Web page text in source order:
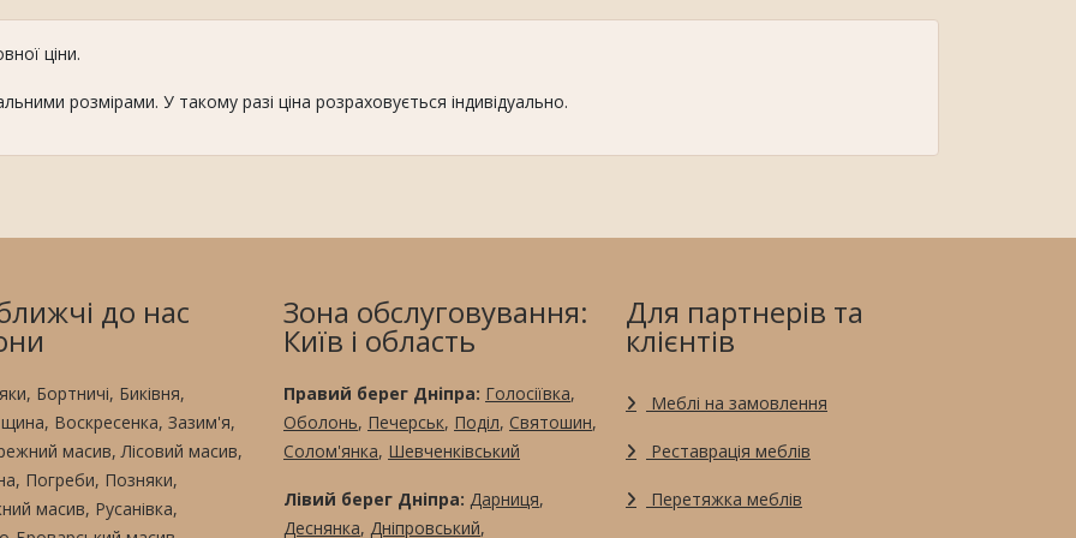
ціни.
розмірами. У такому разі ціна розраховується індивідуально.
до нас
Бортничі, Биківня,
Воскресенка, Зазим'я,
масив, Лісовий масив,
Погреби, Позняки,
масив, Русанівка,
Зона обслуговування:
Київ і область
Правий берег Дніпра: Голосіївка,
Оболонь, Печерськ, Поділ, Святошин,
Солом'янка, Шевченківський
Лівий берег Дніпра: Дарниця,
Деснянка, Дніпровський,
Для партнерів та
клієнтів
Меблі на замовлення
Реставрація меблів
Перетяжка меблів